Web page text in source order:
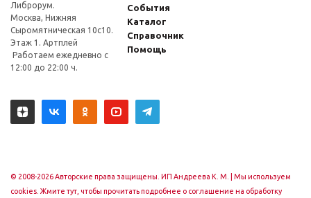
Либрорум.
Москва, Нижняя
Сыромятническая 10с10.
Этаж 1. Артплей
Работаем ежедневно с
12:00 до 22:00 ч.
События
Каталог
Справочник
Помощь
© 2008-2026 Авторские права защищены. ИП Андреева К. М. | Мы используем
cookies. Жмите тут, чтобы прочитать подробнее о соглашение на обработку